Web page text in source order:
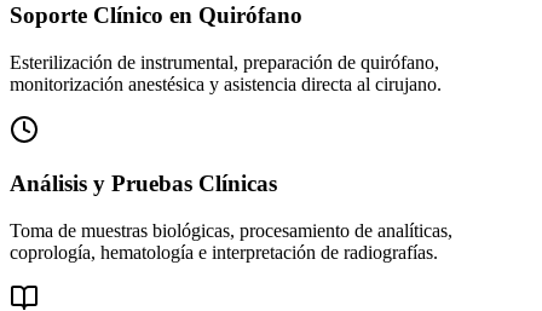
Soporte Clínico en Quirófano
Esterilización de instrumental, preparación de quirófano,
monitorización anestésica y asistencia directa al cirujano.
Análisis y Pruebas Clínicas
Toma de muestras biológicas, procesamiento de analíticas,
coprología, hematología e interpretación de radiografías.